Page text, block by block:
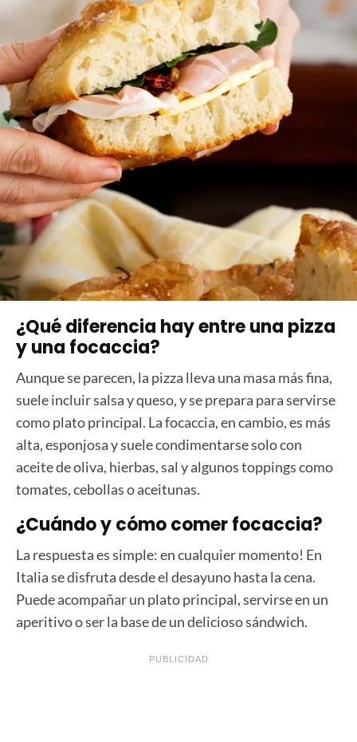
¿Qué diferencia hay entre una pizza
y una focaccia?
Aunque se parecen, la pizza lleva una masa más fina,
suele incluir salsa y queso, y se prepara para servirse
como plato principal. La focaccia, en cambio, es más
alta, esponjosa y suele condimentarse solo con
aceite de oliva, hierbas, sal y algunos toppings como
tomates, cebollas o aceitunas.
¿Cuándo y cómo comer focaccia?
La respuesta es simple: en cualquier momento! En
Italia se disfruta desde el desayuno hasta la cena.
Puede acompañar un plato principal, servirse en un
aperitivo o ser la base de un delicioso sándwich.
PUBLICIDAD